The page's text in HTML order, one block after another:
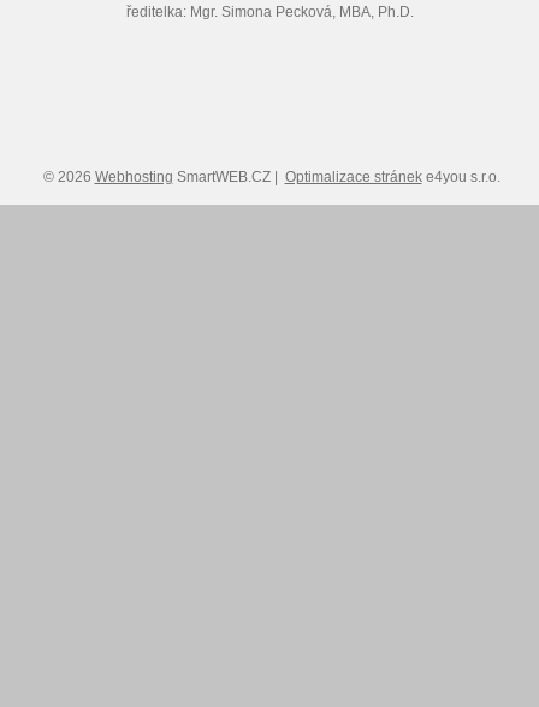
ředitelka: Mgr. Simona Pecková, MBA, Ph.D.
© 2026 Webhosting SmartWEB.CZ | Optimalizace stráneke4you s.r.o.